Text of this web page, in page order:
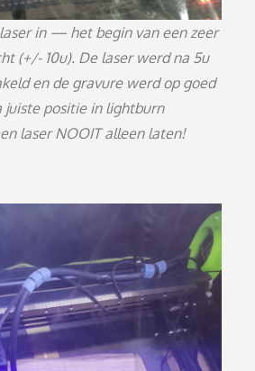
in — het begin van een zeer
(+/- 10u). De laser werd na 5u
en de gravure werd op goed
juiste positie in lightburn
laser NOOIT alleen laten!